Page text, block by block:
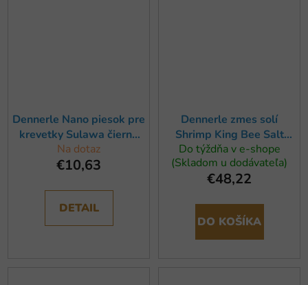
Dennerle Nano piesok pre
krevetky Sulawa čierna
2kg
Na dotaz
€10,63
DETAIL
Dennerle zmes solí
Shrimp King Bee Salt
GH+, 1000g
Do týždňa v e-shope
(Skladom u dodávateľa)
€48,22
DO KOŠÍKA